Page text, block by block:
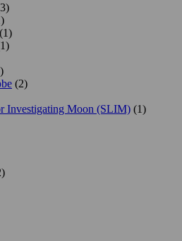
(1)
(2)
Investigating Moon (SLIM) (1)